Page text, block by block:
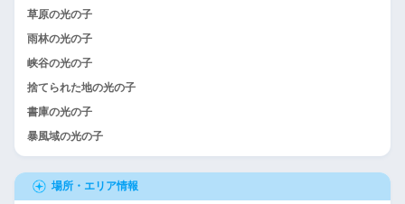
草原の光の子
雨林の光の子
峡谷の光の子
捨てられた地の光の子
書庫の光の子
暴風域の光の子
場所・エリア情報